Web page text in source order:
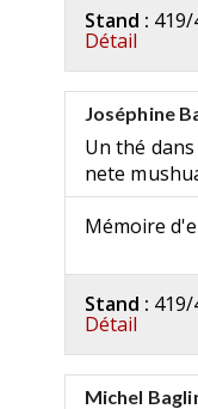
Stand : 419/
Détail
Joséphine
Un thé
nete
Mémoire
Stand : 419/
Détail
Michel